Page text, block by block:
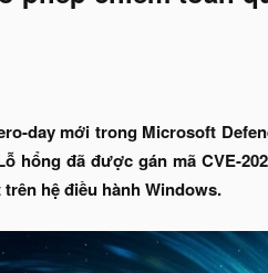
day mới trong Microsoft
hổng đã được gán mã CVE-
hệ điều hành Windows.